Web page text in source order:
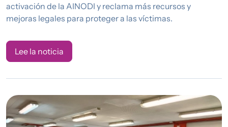
activación de la AINODI y reclama más recursos y
mejoras legales para proteger a las víctimas.
Lee la noticia